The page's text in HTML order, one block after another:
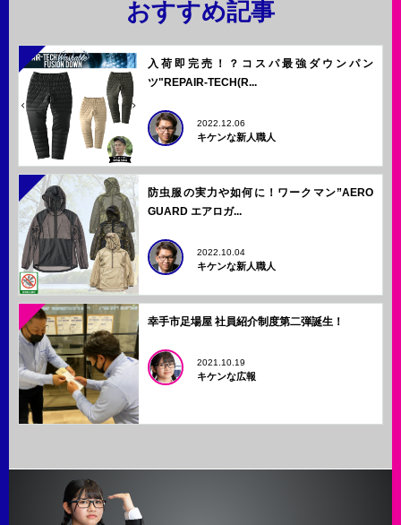
おすすめ記事
入荷即完売！？コスパ最強ダウンパン
ツ"REPAIR-TECH(R...
2022.12.06
キケンな新人職人
防虫服の実力や如何に！ワークマン”AERO
GUARD エアロガ...
2022.10.04
キケンな新人職人
幸手市足場屋 社員紹介制度第二弾誕生！
2021.10.19
キケンな広報